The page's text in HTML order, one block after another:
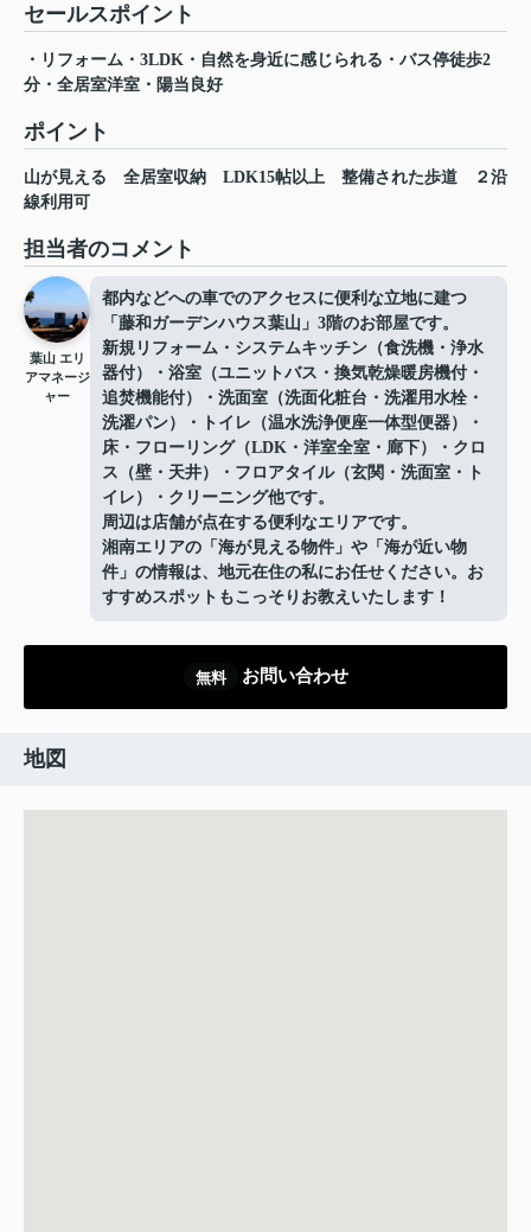
セールスポイント
・リフォーム・3LDK・自然を身近に感じられる・バス停徒歩2
分・全居室洋室・陽当良好
ポイント
山が見える 全居室収納 LDK15帖以上 整備された歩道
２沿
線利用可
担当者のコメント
葉山 エリ
アマネージ
ャー
都内などへの車でのアクセスに便利な立地に建つ
「藤和ガーデンハウス葉山」3階のお部屋です。
新規リフォーム・システムキッチン（食洗機・浄水
器付）・浴室（ユニットバス・換気乾燥暖房機付・
追焚機能付）・洗面室（洗面化粧台・洗濯用水栓・
洗濯パン）・トイレ（温水洗浄便座一体型便器）・
床・フローリング（LDK・洋室全室・廊下）・クロ
ス（壁・天井）・フロアタイル（玄関・洗面室・ト
イレ）・クリーニング他です。
周辺は店舗が点在する便利なエリアです。
湘南エリアの「海が見える物件」や「海が近い物
件」の情報は、地元在住の私にお任せください。お
すすめスポットもこっそりお教えいたします！
無料 お問い合わせ
地図